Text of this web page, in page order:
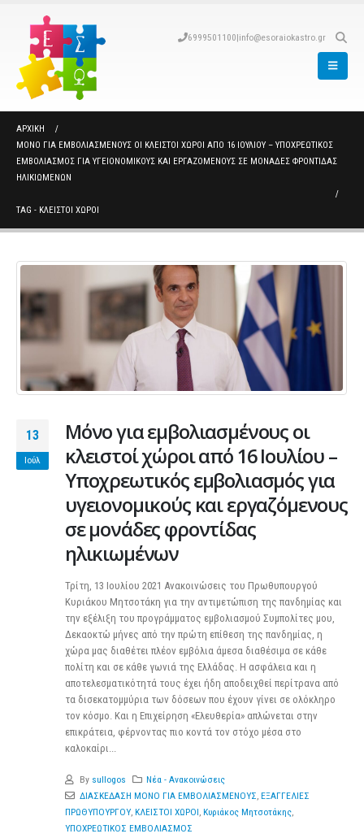
6999501100|info@esoraiokastro.gr
ΑΡΧΙΚΉ
ΜΌΝΟ ΓΙΑ ΕΜΒΟΛΙΑΣΜΈΝΟΥΣ ΟΙ ΚΛΕΙΣΤΟΊ ΧΏΡΟΙ ΑΠΌ 16 ΙΟΥΛΊΟΥ – ΥΠΟΧΡΕΩΤΙΚΌΣ
ΕΜΒΟΛΙΑΣΜΌΣ ΓΙΑ ΥΓΕΙΟΝΟΜΙΚΟΎΣ ΚΑΙ ΕΡΓΑΖΌΜΕΝΟΥΣ ΣΕ ΜΟΝΆΔΕΣ ΦΡΟΝΤΊΔΑΣ
ΗΛΙΚΙΩΜΈΝΩΝ
TAG - ΚΛΕΙΣΤΟΙ ΧΩΡΟΙ
13
Ιούλ
Μόνο για εμβολιασμένους οι
κλειστοί χώροι από 16 Ιουλίου –
Υποχρεωτικός εμβολιασμός για
υγειονομικούς και εργαζόμενους
σε μονάδες φροντίδας
ηλικιωμένων
Τρίτη, 13 Ιουλίου 2021 Ανακοινώσεις του Πρωθυπουργού
Κυριάκου Μητσοτάκη για την αντιμετώπιση της πανδημίας και
την εξέλιξη του προγράμματος εμβολιασμού Συμπολίτες μου,
Δεκαοκτώ μήνες από την πρώτη επίθεση της πανδημίας, η
χώρα μας διαθέτει πλέον εμβόλια άμεσα διαθέσιμα σε κάθε
πολίτη και σε κάθε γωνιά της Ελλάδας. Η ασφάλεια και η
αποτελεσματικότητά τους έχει ήδη αποδειχθεί περίτρανα από
τα δισεκατομμύρια των δόσεων που έχουν γίνει σε ολόκληρο
τον κόσμο. Και η Επιχείρηση «Ελευθερία» απλώνεται στην
επικράτεια, φέρνοντας πιο κοντά τον στόχο μέσα στο
καλοκαίρι...
By sullogos
Νέα - Ανακοινώσεις
ΔΙΑΣΚΕΔΑΣΗ ΜΟΝΟ ΓΙΑ ΕΜΒΟΛΙΑΣΜΕΝΟΥΣ, ΕΞΑΓΓΕΛΙΕΣ
ΠΡΩΘΥΠΟΥΡΓΟΥ, ΚΛΕΙΣΤΟΙ ΧΩΡΟΙ, Κυριάκος Μητσοτάκης,
ΥΠΟΧΡΕΩΤΙΚΟΣ ΕΜΒΟΛΙΑΣΜΟΣ